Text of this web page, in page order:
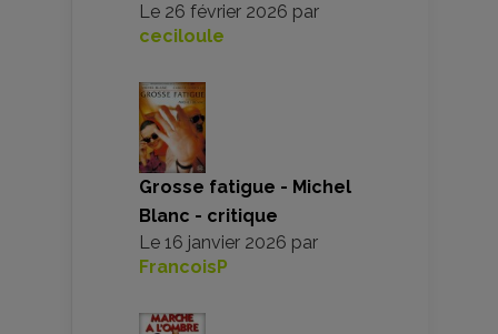
Le 26 février 2026 par
ceciloule
Grosse fatigue - Michel
Blanc - critique
Le 16 janvier 2026 par
FrancoisP